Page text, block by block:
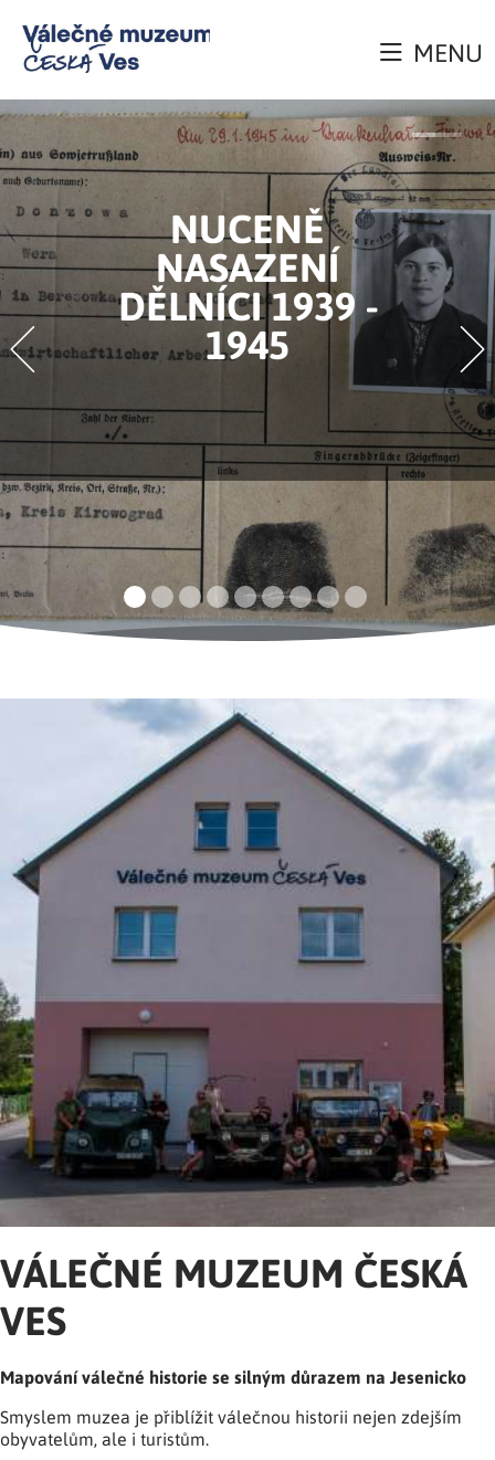
MENU
NUCENĚ
NASAZENÍ
DĚLNÍCI 1939 -
1945
VÁLEČNÉ MUZEUM ČESKÁ
VES
Mapování válečné historie se silným důrazem na Jesenicko
Smyslem muzea je přiblížit válečnou historii nejen zdejším
obyvatelům, ale i turistům.